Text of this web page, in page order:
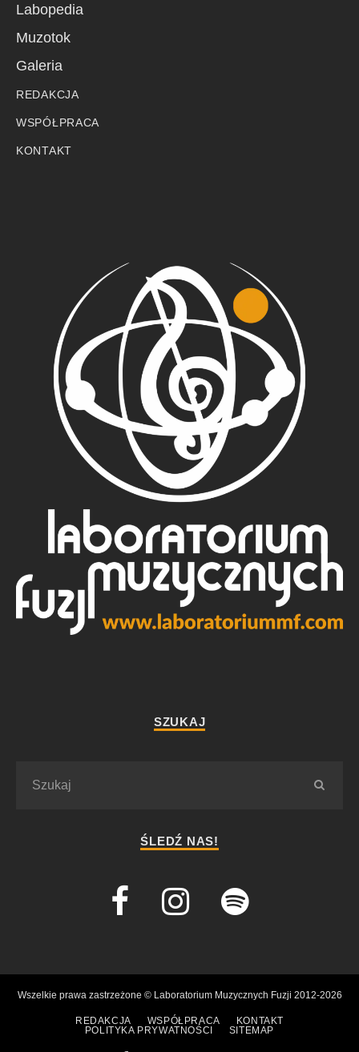
Labopedia
Muzotok
Galeria
REDAKCJA
WSPÓŁPRACA
KONTAKT
SZUKAJ
ŚLEDŹ NAS!
Wszelkie prawa zastrzeżone © Laboratorium Muzycznych Fuzji 2012-2026
REDAKCJA WSPÓŁPRACA
KONTAKT
POLITYKA PRYWATNOŚCI
SITEMAP